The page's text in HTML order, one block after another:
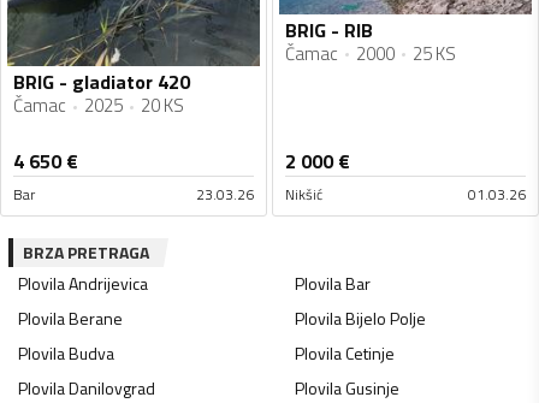
BRIG - gladiator 420
Čamac 2025 20 KS
4 650€
Bar 23.03.26
BRIG - RIB
Čamac 2000 25 KS
2 000€
Nikšić 01.03.26
BRZA PRETRAGA
PlovilaAndrijevica PlovilaBar
PlovilaBerane PlovilaBijelo Polje
PlovilaBudva PlovilaCetinje
PlovilaDanilovgrad PlovilaGusinje